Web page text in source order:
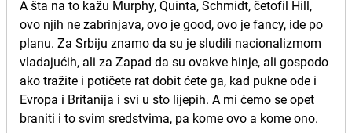
A šta na to kažu Murphy, Quinta, Schmidt, četofil Hill,
ovo njih ne zabrinjava, ovo je good, ovo je fancy, ide po
planu. Za Srbiju znamo da su je sludili nacionalizmom
vladajućih, ali za Zapad da su ovakve hinje, ali gospodo
ako tražite i potičete rat dobit ćete ga, kad pukne ode i
Evropa i Britanija i svi u sto lijepih. A mi ćemo se opet
braniti i to svim sredstvima, pa kome ovo a kome ono.